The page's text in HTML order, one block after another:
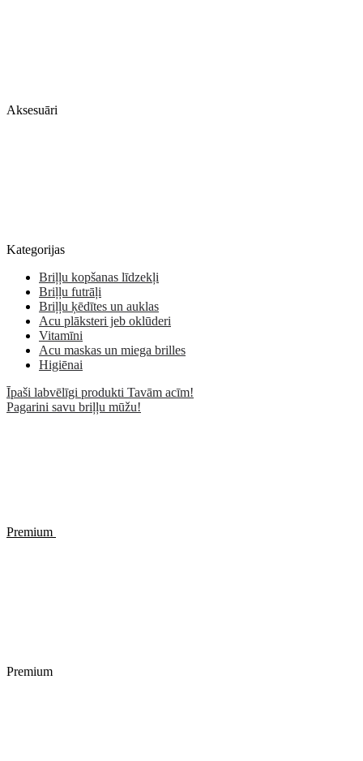
Aksesuāri
Kategorijas
Briļļu kopšanas līdzekļi
Briļļu futrāļi
Briļļu ķēdītes un auklas
Acu plāksteri jeb oklūderi
Vitamīni
Acu maskas un miega brilles
Higiēnai
Īpaši labvēlīgi produkti Tavām acīm!
Pagarini savu briļļu mūžu!
Premium
Premium